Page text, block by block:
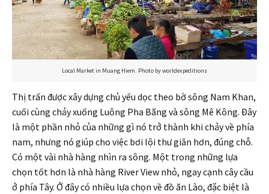
Local Market in Muang Hiem. Photo by worldexpeditions
Thị trấn được xây dựng chủ yếu dọc theo bờ sông Nam Khan,
cuối cùng chảy xuống Luông Pha Băng và sông Mê Kông. Đây
là một phần nhỏ của những gì nó trở thành khi chảy về phía
nam, nhưng nó giúp cho việc bơi lội thư giãn hơn, đúng chỗ.
Có một vài nhà hàng nhìn ra sông. Một trong những lựa
chọn tốt hơn là nhà hàng River View nhỏ, ngay cạnh cây cầu
ở phía Tây. Ở đây có nhiều lựa chọn về đồ ăn Lào, đặc biệt là